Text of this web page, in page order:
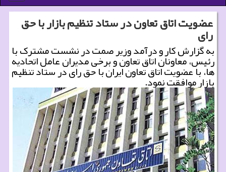
عضویت اتاق تعاون در ستاد تنظیم بازار با حق
رای
به گزارش کار و درآمد وزیر صمت در نشست مشترک با
رئیس، معاونان اتاق تعاون و برخی مدیران عامل اتحادیه
ها، با عضویت اتاق تعاون ایران با حق رای در ستاد تنظیم
بازار موافقت نمود.